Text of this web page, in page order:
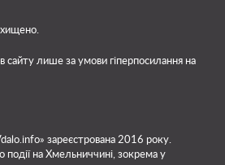
сайту лише за умови гіперпосилання на
зареєстрована 2016 року.
події на Хмельниччині, зокрема у